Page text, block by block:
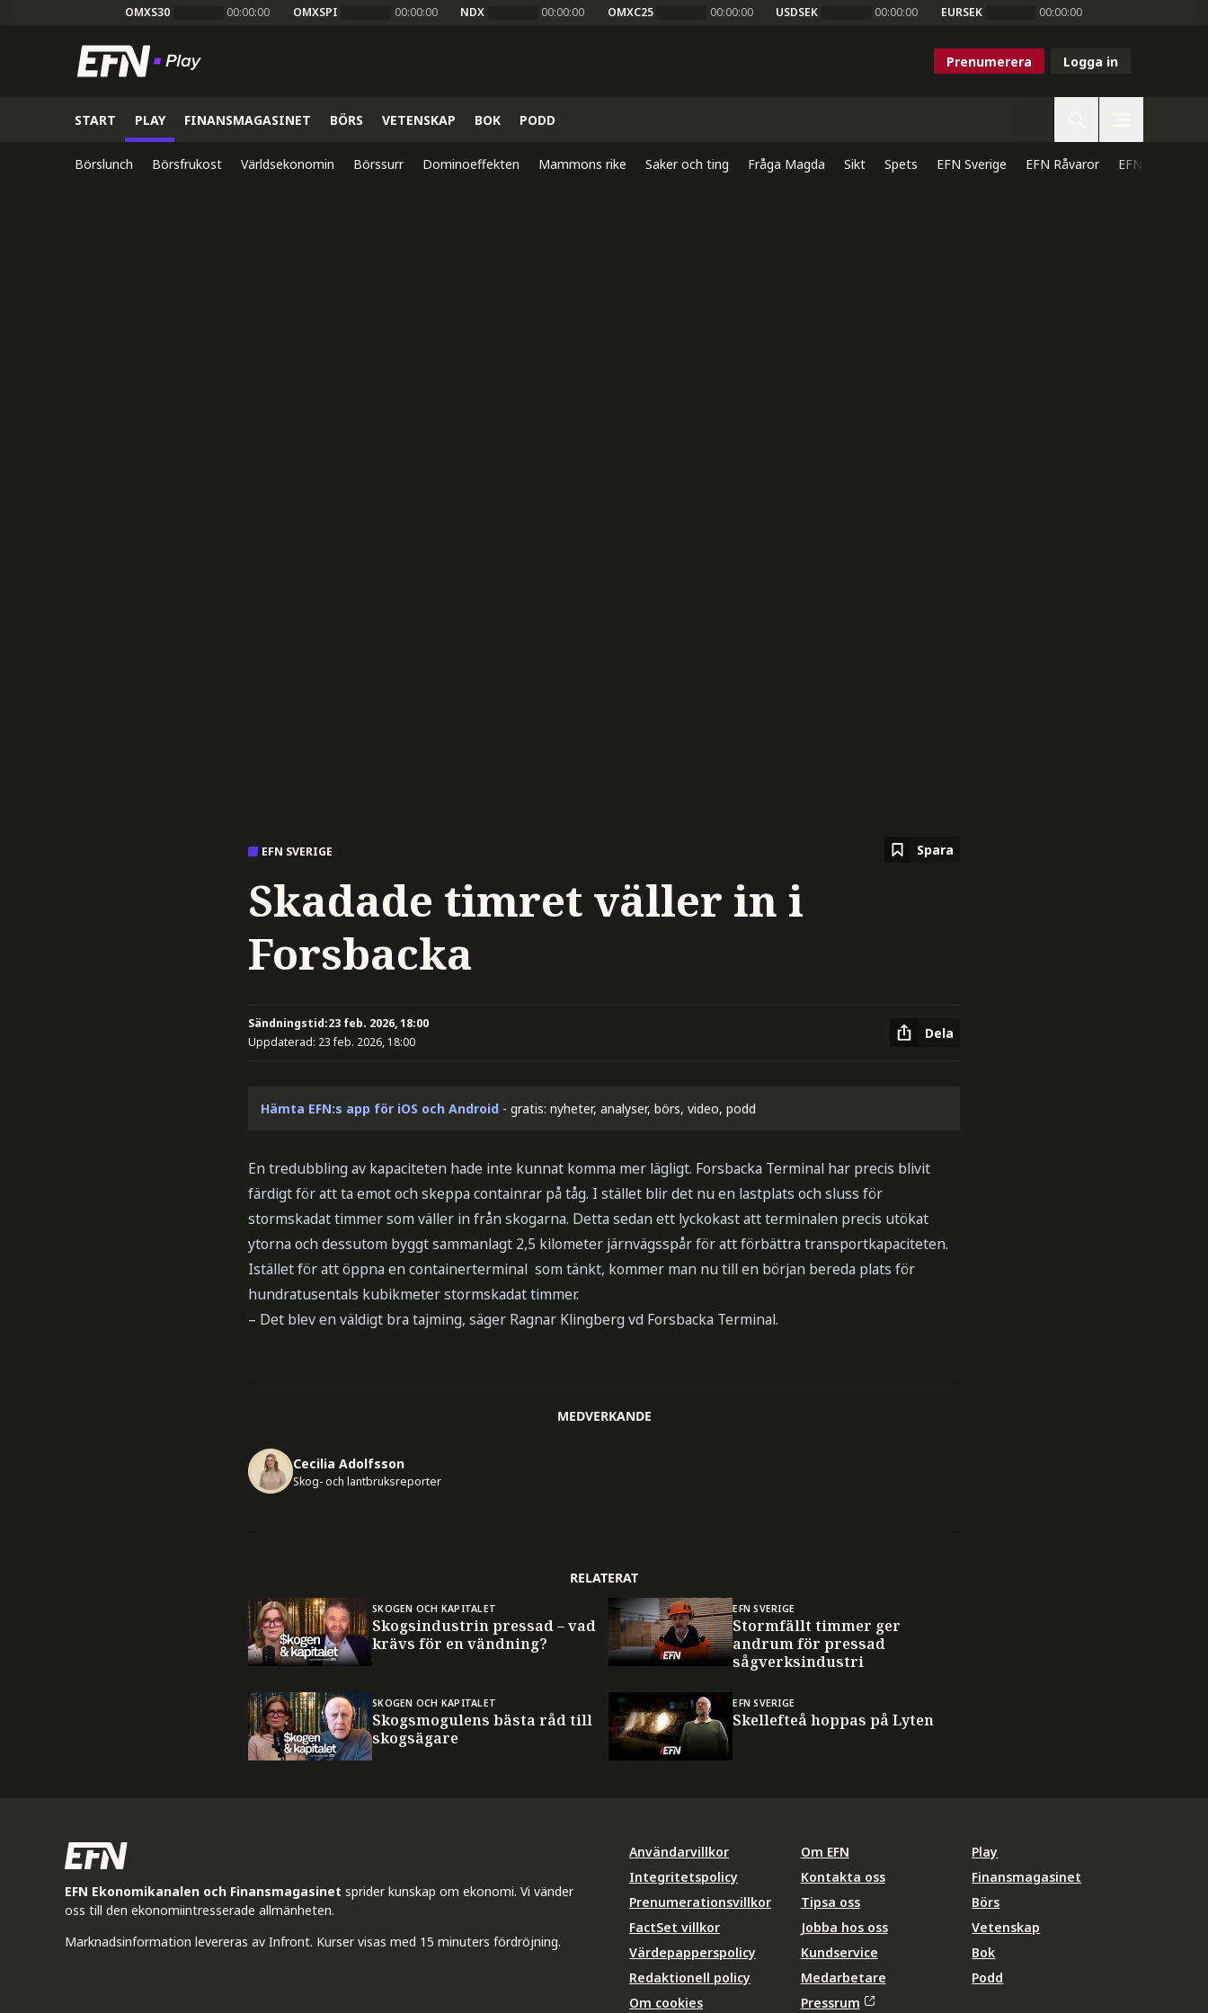
OMXS30 00:00:00 OMXSPI 00:00:00 NDX 00:00:00 OMXC25 00:00:00 USDSEK 00:00:00 EURSEK 00:00:00
Prenumerera Logga in
START PLAY FINANSMAGASINET BÖRS VETENSKAP BOK PODD
Börslunch Börsfrukost Världsekonomin Börssurr Dominoeffekten Mammons rike Saker och ting Fråga Magda Sikt Spets EFN Sverige EFN Råvaror EFN Direkt
EFN SVERIGE Spara
Skadade timret väller in i
Forsbacka
Sändningstid:23 feb. 2026, 18:00
Uppdaterad: 23 feb. 2026, 18:00
Dela
Hämta EFN:s app för iOS och Android - gratis: nyheter, analyser, börs, video, podd
En tredubbling av kapaciteten hade inte kunnat komma mer lägligt. Forsbacka Terminal har precis blivit
färdigt för att ta emot och skeppa containrar på tåg. I stället blir det nu en lastplats och sluss för
stormskadat timmer som väller in från skogarna. Detta sedan ett lyckokast att terminalen precis utökat
ytorna och dessutom byggt sammanlagt 2,5 kilometer järnvägsspår för att förbättra transportkapaciteten.
Istället för att öppna en containerterminal som tänkt, kommer man nu till en början bereda plats för
hundratusentals kubikmeter stormskadat timmer.
– Det blev en väldigt bra tajming, säger Ragnar Klingberg vd Forsbacka Terminal.
MEDVERKANDE
Cecilia Adolfsson
Skog- och lantbruksreporter
RELATERAT
SKOGEN OCH KAPITALET
Skogsindustrin pressad – vad
krävs för en vändning?
EFN SVERIGE
Stormfällt timmer ger
andrum för pressad
sågverksindustri
SKOGEN OCH KAPITALET
Skogsmogulens bästa råd till
skogsägare
EFN SVERIGE
Skellefteå hoppas på Lyten
EFN Ekonomikanalen och Finansmagasinet sprider kunskap om ekonomi. Vi vänder
oss till den ekonomiintresserade allmänheten.
Marknadsinformation levereras av Infront. Kurser visas med 15 minuters fördröjning.
Användarvillkor
Integritetspolicy
Prenumerationsvillkor
FactSet villkor
Värdepapperspolicy
Redaktionell policy
Om cookies
Om EFN
Kontakta oss
Tipsa oss
Jobba hos oss
Kundservice
Medarbetare
Pressrum
Play
Finansmagasinet
Börs
Vetenskap
Bok
Podd